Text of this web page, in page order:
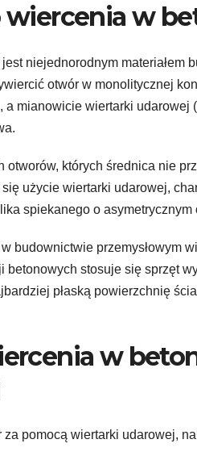
wiercenia w
niejednorodnym materiałem
otwór w monolitycznej
a mianowicie wiertarki udarowej
otworów, których średnica nie
użycie wiertarki udarowej,
spiekanego o
budownictwie przemysłowym
betonowych stosuje się sprzęt
płaską powierzchnię
w
pomocą wiertarki udarowej,